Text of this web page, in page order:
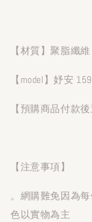
【材質】聚脂纖
【model】妤安
【預購商品付款
【注意事項】
。網購難免因為
色以實物為主